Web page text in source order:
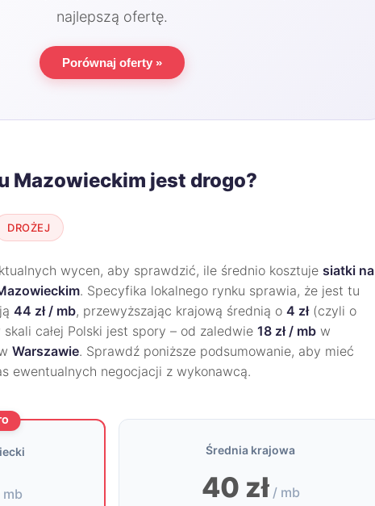
najlepszą ofertę.
Porównaj oferty »
Mazowieckim jest drogo?
DROŻEJ
wycen, aby sprawdzić, ile średnio kosztuje siatki na
. Specyfika lokalnego rynku sprawia, że jest tu
44 zł / mb, przewyższając krajową średnią o 4 zł(czyli o
skali całej Polski jest spory – od zaledwie 18 zł / mb w
Warszawie. Sprawdź poniższe podsumowanie, aby mieć
ewentualnych negocjacji z wykonawcą.
mb
Średnia krajowa
40 zł / mb